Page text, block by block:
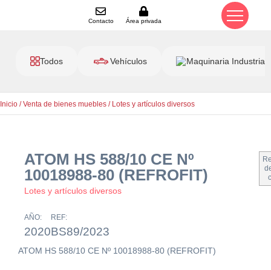
Contacto Área privada
Todos Vehículos Maquinaria Industrial
Inicio /Venta de bienes muebles / Lotes y artículos diversos
ATOM HS 588/10 CE Nº
10018988-80 (REFROFIT)
Lotes y artículos diversos
AÑO:
2020
REF:
BS89/2023
ATOM HS 588/10 CE Nº 10018988-80 (REFROFIT)